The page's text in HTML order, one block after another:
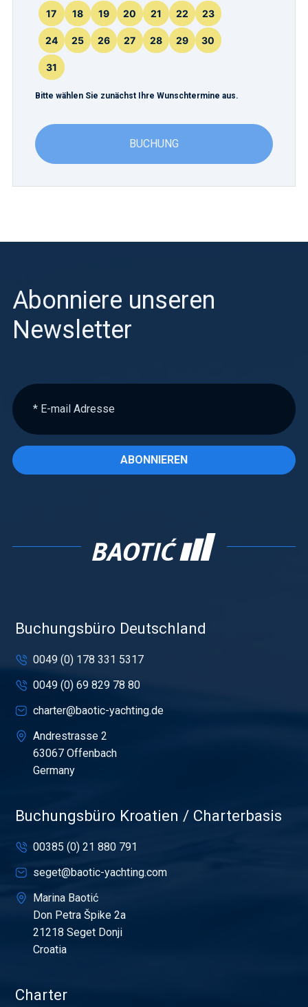
17 18 19 20 21 22 23
24 25 26 27 28 29 30
31
Bitte wählen Sie zunächst Ihre Wunschtermine aus.
BUCHUNG
Abonniere unseren
Newsletter
ABONNIEREN
Buchungsbüro Deutschland
0049 (0) 178 331 5317
0049 (0) 69 829 78 80
charter@baotic-yachting.de
Andrestrasse 2
63067 Offenbach
Germany
Buchungsbüro Kroatien / Charterbasis
00385 (0) 21 880 791
seget@baotic-yachting.com
Marina Baotić
Don Petra Špike 2a
21218 Seget Donji
Croatia
Charter